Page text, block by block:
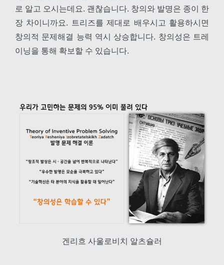
로 알고 오시는데요. 괜찮습니다. 창의와 발명은 종이 한
장 차이니까요. 트리즈를 제대로 배우시고 활용하시면
창의적 문제해결 능력 역시 상승합니다. 창의성은 트레
이닝을 통해 확보할 수 있습니다.
겐리흐 사울로비치 알츠슐러